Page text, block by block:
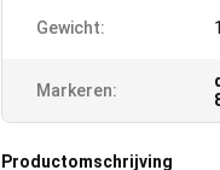
Gewicht:
Markeren:
Productomschrijving